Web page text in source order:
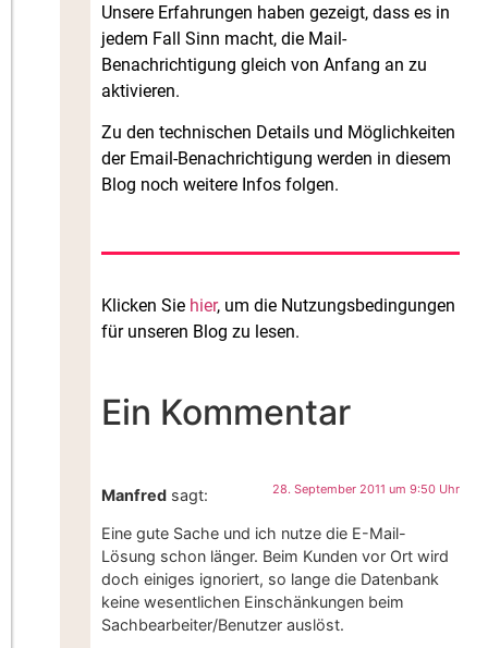
Unsere Erfahrungen haben gezeigt, dass es in
jedem Fall Sinn macht, die Mail-
Benachrichtigung gleich von Anfang an zu
aktivieren.
Zu den technischen Details und Möglichkeiten
der Email-Benachrichtigung werden in diesem
Blog noch weitere Infos folgen.
Klicken Sie hier, um die Nutzungsbedingungen
für unseren Blog zu lesen.
Ein Kommentar
Manfred sagt: 28. September 2011 um 9:50 Uhr
Eine gute Sache und ich nutze die E-Mail-
Lösung schon länger. Beim Kunden vor Ort wird
doch einiges ignoriert, so lange die Datenbank
keine wesentlichen Einschänkungen beim
Sachbearbeiter/Benutzer auslöst.